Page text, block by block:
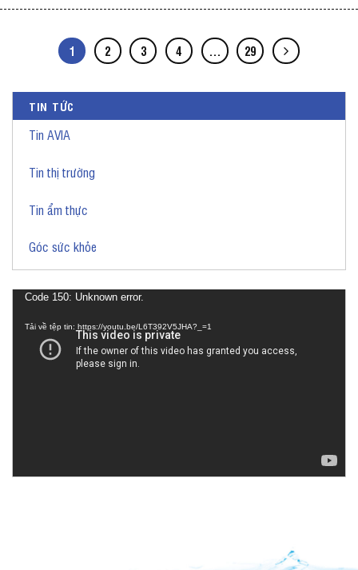
TIN TỨC
Tin AVIA
Tin thị trường
Tin ẩm thực
Góc sức khỏe
Trình
Code 150: Unknown error.
Tải về tệp tin: https://youtu.be/L6T392V5JHA?_=1
1 2 3 4 … 29